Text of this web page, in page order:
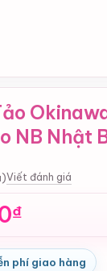
NB Nhật
Viết đánh giá
₫
phí giao hàng